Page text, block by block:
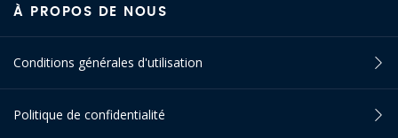
À PROPOS DE NOUS
Conditions générales d'utilisation
Politique de confidentialité